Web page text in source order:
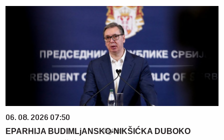
06. 08. 2026 07:50
EPARHIJA BUDIMLjANSKO-NIKŠIĆKA DUBOKO